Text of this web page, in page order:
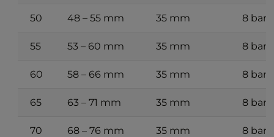
50 48 – 55 mm 35 mm 8 bar
55 53 – 60 mm 35 mm 8 bar
60 58 – 66 mm 35 mm 8 bar
65 63 – 71 mm 35 mm 8 bar
70 68 – 76 mm 35 mm 8 bar